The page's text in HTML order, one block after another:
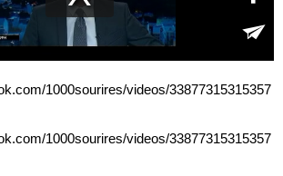
1000sourires/videos/33877315315357
1000sourires/videos/33877315315357